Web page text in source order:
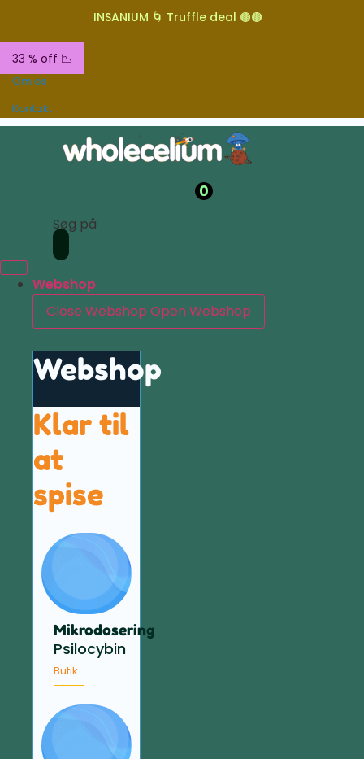
INSANIUM 🌀 Truffle deal 🟤🟤
33 % off 📉
Om os
Kontakt
0
Søg på
Webshop
Close Webshop Open Webshop
Webshop
Klar til
at
spise
Mikrodosering
Psilocybin
Butik